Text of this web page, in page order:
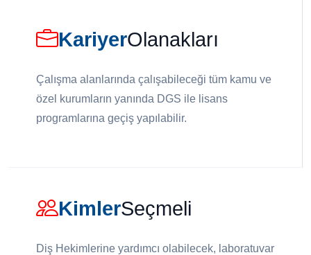
KariyerOlanakları
Çalışma alanlarında çalışabileceği tüm kamu ve
özel kurumların yanında DGS ile lisans
programlarına geçiş yapılabilir.
KimlerSeçmeli
Diş Hekimlerine yardımcı olabilecek, laboratuvar